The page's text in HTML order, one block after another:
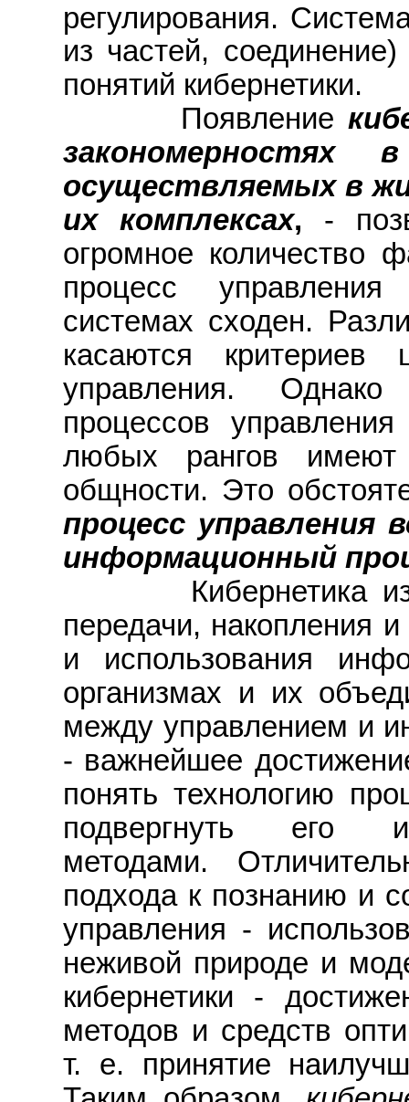
регулирования.
из частей,
понятий кибернетики.
Появление
закономерностях
осуществляемых в
их комплексах, -
огромное количество
процесс
системах сходен.
касаются
управления.
процессов
любых рангов имеют
общности. Это
процесс управления
информационный
Кибернетика
передачи, накопления
и использования
организмах и их
между управлением и
- важнейшее
понять технологию
подвергнуть его
методами.
подхода к познанию и
управления -
неживой природе и
кибернетики -
методов и средств
т. е. принятие